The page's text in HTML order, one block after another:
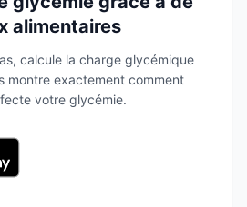
alimentaires
calcule la charge glycémique
montre exactement comment
votre glycémie.